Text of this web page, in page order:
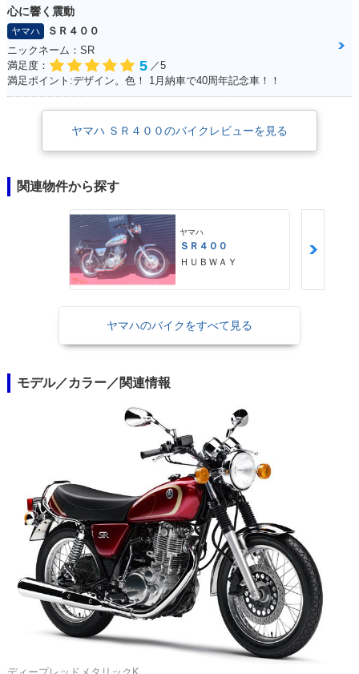
心に響く震動
ヤマハ
ＳＲ４００
ニックネーム：SR
満足度：
5 ／5
満足ポイント:デザイン。色！ 1月納車で40周年記念車！！
ヤマハ ＳＲ４００のバイクレビューを見る
関連物件から探す
ヤマハ
ＳＲ４００
ＨＵＢＷＡＹ
ヤマハのバイクをすべて見る
モデル／カラー／関連情報